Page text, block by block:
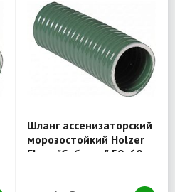
Шланг ассенизаторский
морозостойкий Holzer
Flexo "Сибиряк" 50х60